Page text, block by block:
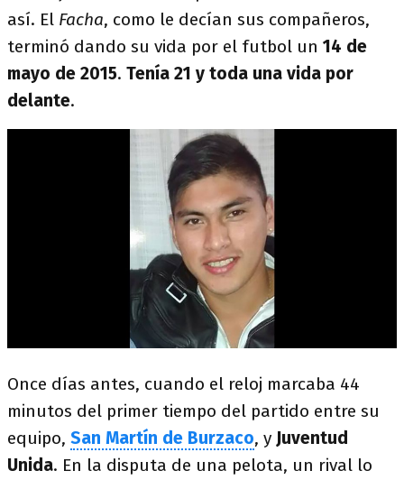
así. El Facha, como le decían sus compañeros,
terminó dando su vida por el futbol un 14 de
mayo de 2015. Tenía 21 y toda una vida por
delante.
Once días antes, cuando el reloj marcaba 44
minutos del primer tiempo del partido entre su
equipo, San Martín de Burzaco, y Juventud
Unida. En la disputa de una pelota, un rival lo